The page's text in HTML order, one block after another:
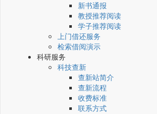
新书通报
教授推荐阅读
学子推荐阅读
上门借还服务
检索借阅演示
科研服务
科技查新
查新站简介
查新流程
收费标准
联系方式